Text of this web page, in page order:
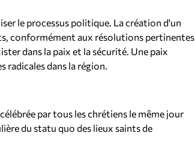
le processus politique. La création d'un
conformément aux résolutions pertinentes
dans la paix et la sécurité. Une paix
radicales dans la région.
par tous les chrétiens le même jour
du statu quo des lieux saints de